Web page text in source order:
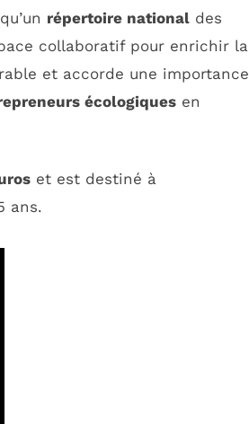
répertoire national des
collaboratif pour enrichir la
et accorde une importance
écologiques en
et est destiné à
ans.